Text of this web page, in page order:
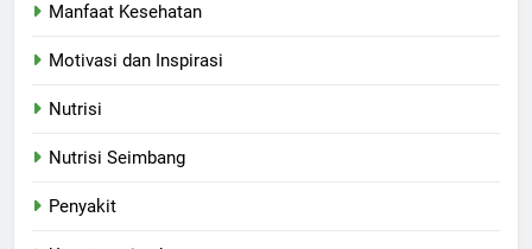
Manfaat Kesehatan
Motivasi dan Inspirasi
Nutrisi
Nutrisi Seimbang
Penyakit